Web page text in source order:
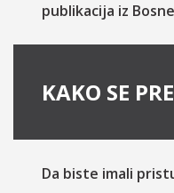
publikacija iz
KAKO SE
Da biste imali